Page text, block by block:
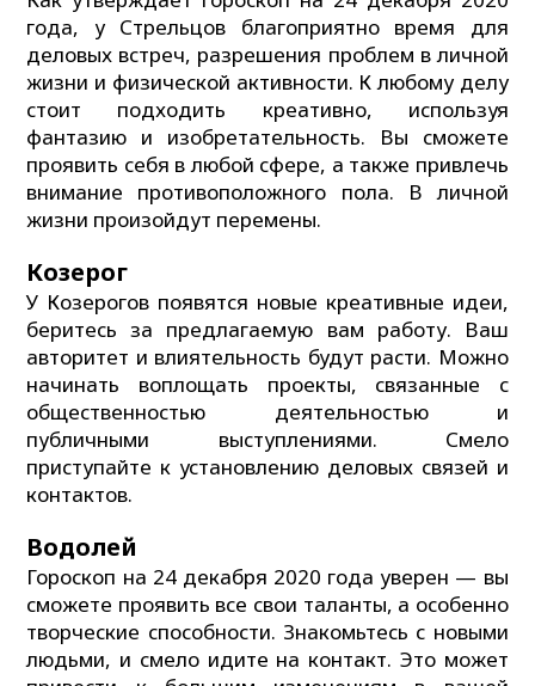
года, у Стрельцов благоприятно время для
деловых встреч, разрешения проблем в личной
жизни и физической активности. К любому делу
стоит подходить креативно, используя
фантазию и изобретательность. Вы сможете
проявить себя в любой сфере, а также привлечь
внимание противоположного пола. В личной
жизни произойдут перемены.
Козерог
У Козерогов появятся новые креативные идеи,
беритесь за предлагаемую вам работу. Ваш
авторитет и влиятельность будут расти. Можно
начинать воплощать проекты, связанные с
общественностью деятельностью и
публичными выступлениями. Смело
приступайте к установлению деловых связей и
контактов.
Водолей
Гороскоп на 24 декабря 2020 года уверен — вы
сможете проявить все свои таланты, а особенно
творческие способности. Знакомьтесь с новыми
людьми, и смело идите на контакт. Это может